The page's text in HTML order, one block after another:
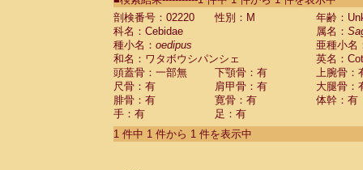
CebidaeSaguinus labiatus(0)
Cebidae Saguinus leucopus (0)
Cebidae
Cebidae
CebidaeSaguinus nigricollis (0)
Cebidae Saguinus oedipus
Cebidae Saguinus weddelli
Cebidae Saguinusspp.
Cebidae Aotus trivirgatus
Cebidae Cebus albifrons
剖検番号：02220
性別：M
年齢：
科名：Cebidae
属名：
種小名： oedipus
亜種小名
和名：ワタボウシパンシェ
英名：
頭蓋骨：一部無
下顎骨：有
上腕骨：
尺骨：有
肩甲骨：有
大腿骨：
腓骨：有
寛骨：有
体幹：有
手：有
足：有
1 件中 1 件から 1 件を表示中